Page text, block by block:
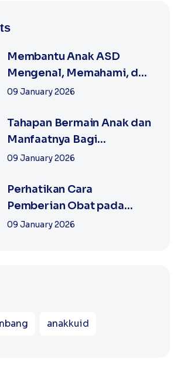
Membantu Anak ASD
Mengenal, Memahami, dan
Mengatur Emosi
09 January 2026
Tahapan Bermain Anak dan
Manfaatnya Bagi
Pertumbuhan Anak
09 January 2026
Perhatikan Cara
Pemberian Obat pada
Anak
09 January 2026
anakkuid